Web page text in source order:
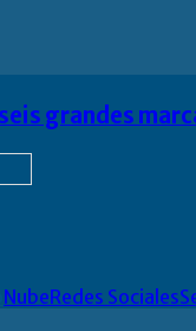
seis grandes
NubeRedes Sociales